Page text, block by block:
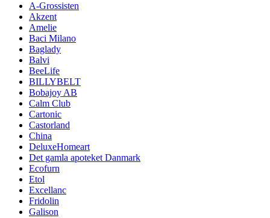
A-Grossisten
Akzent
Amelie
Baci Milano
Baglady
Balvi
BeeLife
BILLYBELT
Bobajoy AB
Calm Club
Cartonic
Castorland
China
DeluxeHomeart
Det gamla apoteket Danmark
Ecofurn
Etol
Excellanc
Fridolin
Galison